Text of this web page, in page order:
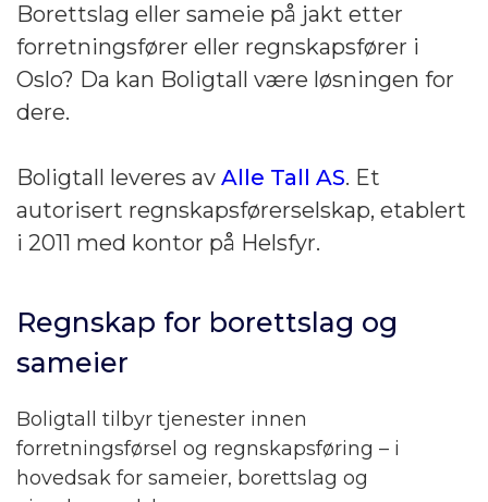
Borettslag eller sameie på jakt etter
forretningsfører eller regnskapsfører i
Oslo? Da kan Boligtall være løsningen for
dere.
Boligtall leveres av Alle Tall AS. Et
autorisert regnskapsførerselskap, etablert
i 2011 med kontor på Helsfyr.
Regnskap for borettslag og
sameier
Boligtall tilbyr tjenester innen
forretningsførsel og regnskapsføring – i
hovedsak for sameier, borettslag og